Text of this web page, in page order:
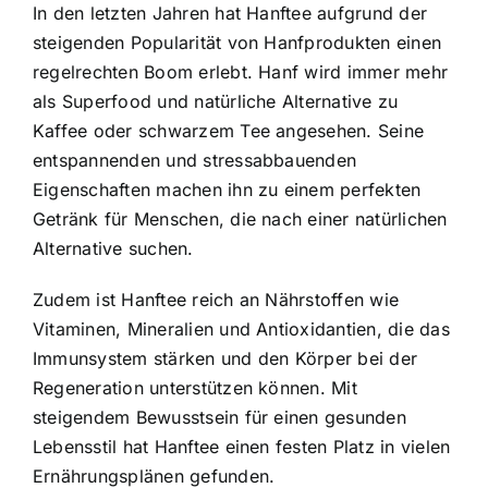
In den letzten Jahren hat Hanftee aufgrund der
steigenden Popularität von Hanfprodukten einen
regelrechten Boom erlebt. Hanf wird immer mehr
als Superfood und natürliche Alternative zu
Kaffee oder schwarzem Tee angesehen. Seine
entspannenden und stressabbauenden
Eigenschaften machen ihn zu einem perfekten
Getränk für Menschen, die nach einer natürlichen
Alternative suchen.
Zudem ist Hanftee reich an Nährstoffen wie
Vitaminen, Mineralien und Antioxidantien, die das
Immunsystem stärken und den Körper bei der
Regeneration unterstützen können. Mit
steigendem Bewusstsein für einen gesunden
Lebensstil hat Hanftee einen festen Platz in vielen
Ernährungsplänen gefunden.